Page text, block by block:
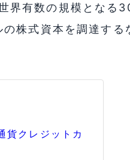
界有数の規模となる
株式資本を調達する
貨クレジットカ